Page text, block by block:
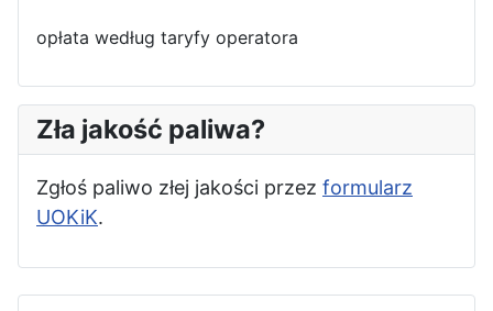
opłata według taryfy operatora
Zła jakość paliwa?
Zgłoś paliwo złej jakości przez formularz
UOKiK.